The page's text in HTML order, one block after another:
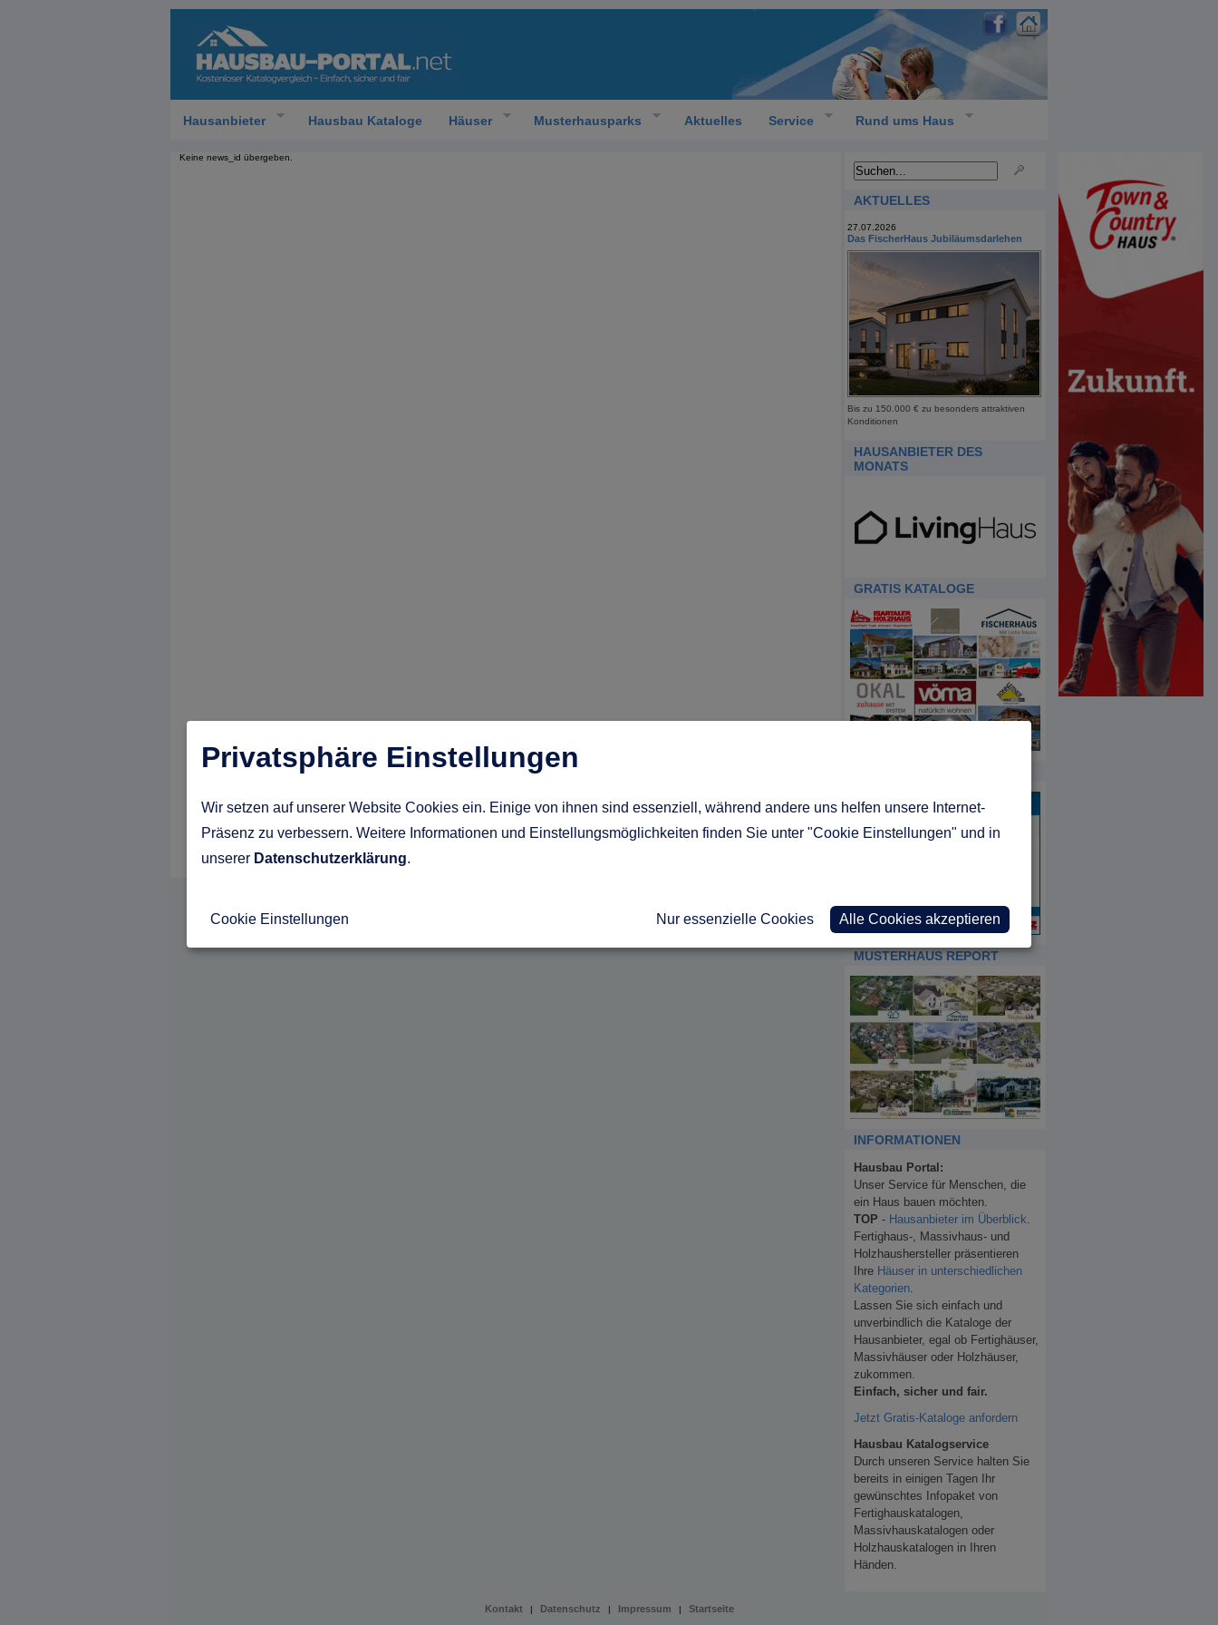
Hausanbieter Hausbau Kataloge Häuser Musterhausparks Aktuelles Service Rund ums Haus
Keine news_id übergeben.
AKTUELLES
27.07.2026
Das FischerHaus Jubiläumsdarlehen
Bis zu 150.000 € zu besonders attraktiven
Konditionen
HAUSANBIETER DES
MONATS
GRATIS KATALOGE
MUSTERHAUS REPORT
INFORMATIONEN
Hausbau Portal:
Unser Service für Menschen, die
ein Haus bauen möchten.
TOP - Hausanbieter im Überblick
Fertighaus-, Massivhaus- und
Holzhaushersteller präsentieren
Ihre Häuser in unterschiedlichen
Kategorien
Lassen Sie sich einfach und
unverbindlich die Kataloge der
Hausanbieter, egal ob Fertighäuser,
Massivhäuser oder Holzhäuser,
zukommen.
Einfach, sicher und fair.
Jetzt Gratis-Kataloge anfordern
Hausbau Katalogservice
Durch unseren Service halten Sie
bereits in einigen Tagen Ihr
gewünschtes Infopaket von
Fertighauskatalogen,
Massivhauskatalogen oder
Holzhauskatalogen in Ihren
Händen.
Kontakt | Datenschutz | Impressum | Startseite
Privatsphäre Einstellungen
Wir setzen auf unserer Website Cookies ein. Einige von ihnen sind essenziell, während andere uns helfen unsere Internet-
Präsenz zu verbessern. Weitere Informationen und Einstellungsmöglichkeiten finden Sie unter "Cookie Einstellungen" und in
unserer Datenschutzerklärung.
Cookie Einstellungen Nur essenzielle Cookies Alle Cookies akzeptieren